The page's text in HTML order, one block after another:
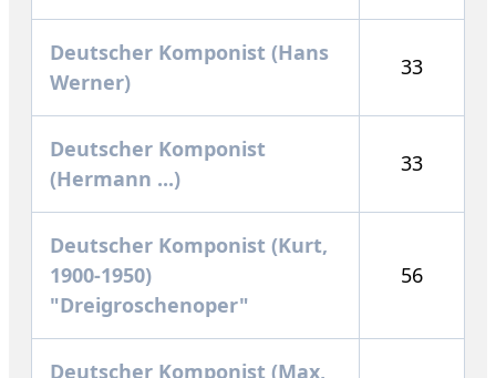
Deutscher Komponist (Hans
Werner)
33
Deutscher Komponist
(Hermann ...)
33
Deutscher Komponist (Kurt,
1900-1950)
"Dreigroschenoper"
56
Deutscher Komponist (Max,